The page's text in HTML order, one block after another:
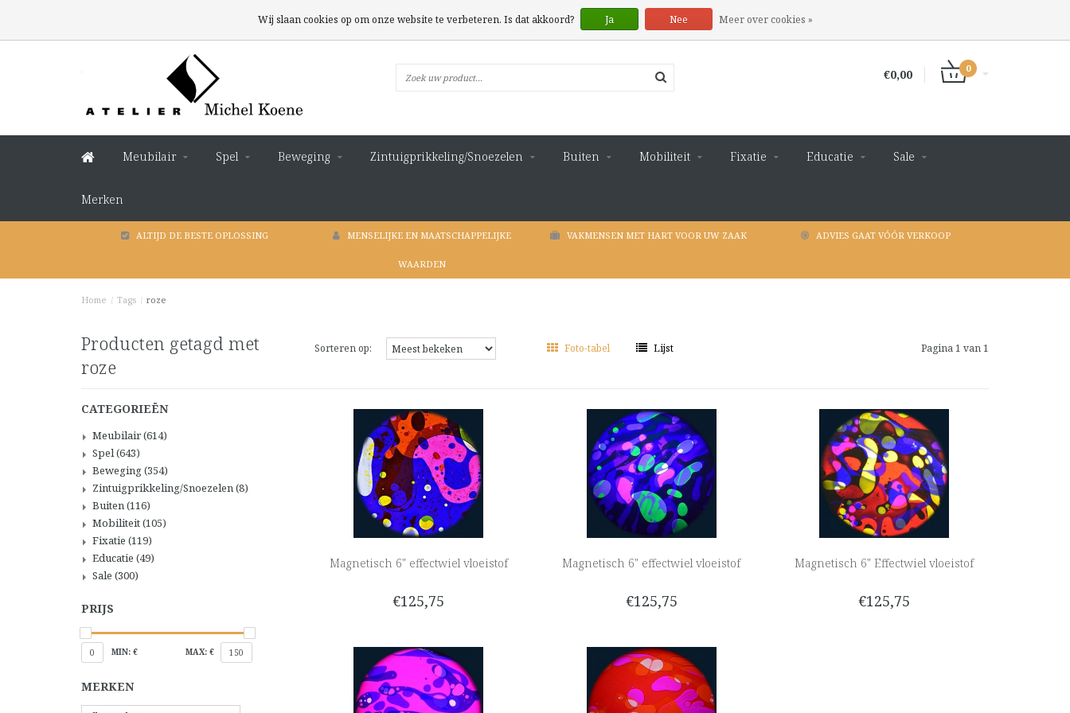
€0,00 0
Meubilair Spel Beweging Zintuigprikkeling/Snoezelen Buiten Mobiliteit Fixatie Educatie Sale
Merken
ALTIJD DE BESTE OPLOSSING MENSELIJKE EN MAATSCHAPPELIJKE
WAARDEN
VAKMENSEN MET HART VOOR UW ZAAK ADVIES GAAT VÓÓR VERKOOP
Home / Tags / roze
Producten getagd met
roze
Sorteren op: Foto-tabel Lijst Pagina 1 van 1
CATEGORIEËN
Meubilair(614)
Spel(643)
Beweging(354)
Zintuigprikkeling/Snoezelen(8)
Buiten(116)
Mobiliteit(105)
Fixatie (119)
Educatie (49)
Sale (300)
PRIJS
0 MIN: € MAX: € 150
MERKEN
Magnetisch 6" effectwiel vloeistof
€125,75
Magnetisch 6" effectwiel vloeistof
€125,75
Magnetisch 6" Effectwiel vloeistof
€125,75
Wij slaan cookies op om onze website te verbeteren. Is dat akkoord? Ja Nee Meer over cookies »